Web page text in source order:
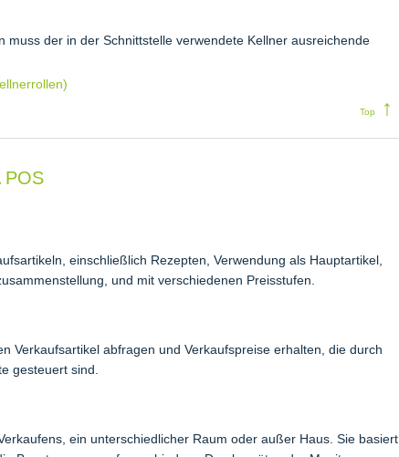
muss der in der Schnittstelle verwendete Kellner ausreichende
Top ↑
POS
einschließlich Rezepten, Verwendung als Hauptartikel,
und mit verschiedenen Preisstufen.
Verkaufsartikel abfragen und Verkaufspreise erhalten, die durch
gesteuert sind.
ein unterschiedlicher Raum oder außer Haus. Sie basiert